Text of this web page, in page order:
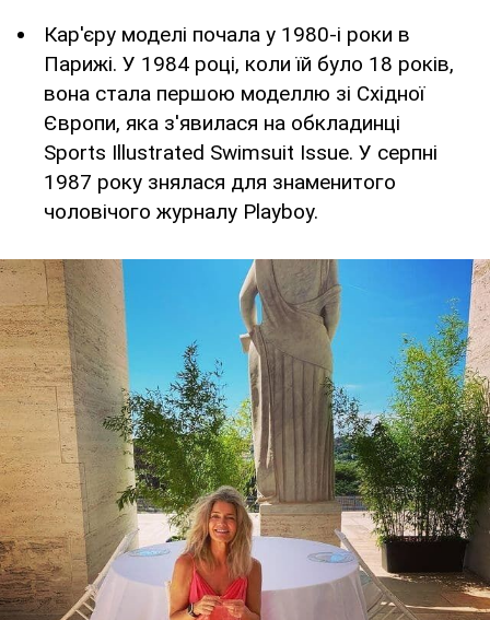
Кар'єру моделі почала у 1980-і роки в
Парижі. У 1984 році, коли їй було 18 років,
вона стала першою моделлю зі Східної
Європи, яка з'явилася на обкладинці
Sports Illustrated Swimsuit Issue. У серпні
1987 року знялася для знаменитого
чоловічого журналу Playboy.